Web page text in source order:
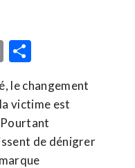
Email
le changement
victime est
de dénigrer